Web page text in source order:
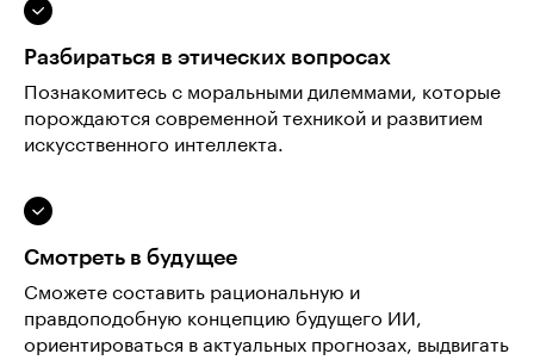
Разбираться в этических вопросах
Познакомитесь с моральными дилеммами, которые
порождаются современной техникой и развитием
искусственного интеллекта.
Смотреть в будущее
Сможете составить рациональную и
правдоподобную концепцию будущего ИИ,
ориентироваться в актуальных прогнозах, выдвигать